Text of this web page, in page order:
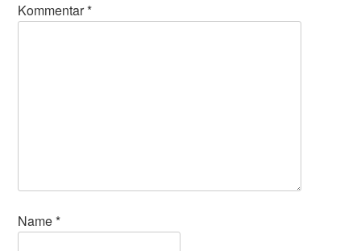
Kommentar*
Name*